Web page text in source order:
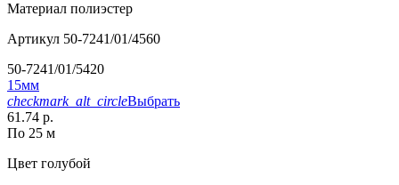
Материал полиэстер
Артикул 50-7241/01/4560
50-7241/01/5420
15мм
checkmark_alt_circleВыбрать
61.74 р.
По 25 м
Цвет голубой